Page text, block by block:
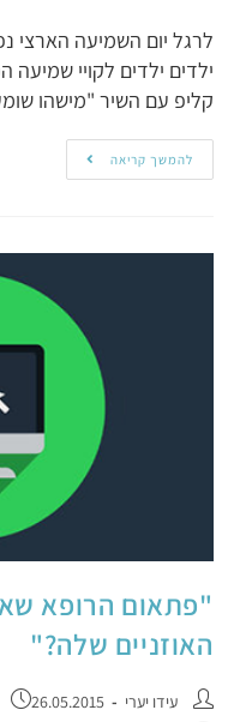
לרגל יום השמיעה הארצי
ילדים ילדים לקויי
קליפ עם השיר "מישהו
להמשך קריאה
"פתאום הרופא
האוזניים שלה?"
עידו יערי 26.05.2015